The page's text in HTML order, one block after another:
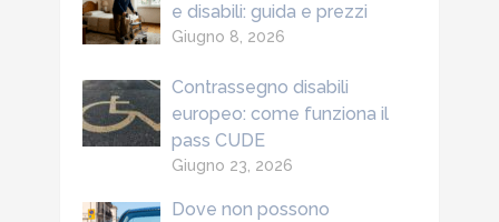
e disabili: guida e prezzi
Giugno 8, 2026
Contrassegno disabili
europeo: come funziona il
pass CUDE
Giugno 23, 2026
Dove non possono